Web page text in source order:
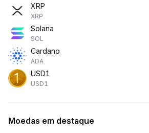
XRP
XRP
Solana
SOL
Cardano
ADA
USD1
USD1
Moedas em destaque